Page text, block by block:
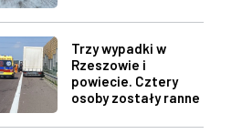
Trzy wypadki w
Rzeszowie i
powiecie. Cztery
osoby zostały ranne